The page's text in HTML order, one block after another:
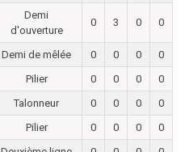
Demi
d'ouverture
0 3 0 0
Demi de mêlée 0 0 0
0
Pilier 0 0 0
0
Talonneur 0 0 0
0
Pilier 0 0 0
0